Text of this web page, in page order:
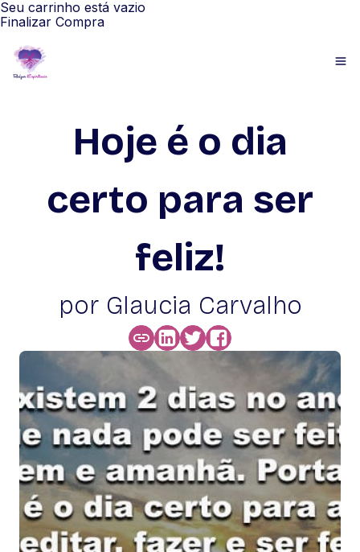
Seu carrinho está vazio
Finalizar Compra
Hoje é o dia
certo para ser
feliz!
por Glaucia Carvalho